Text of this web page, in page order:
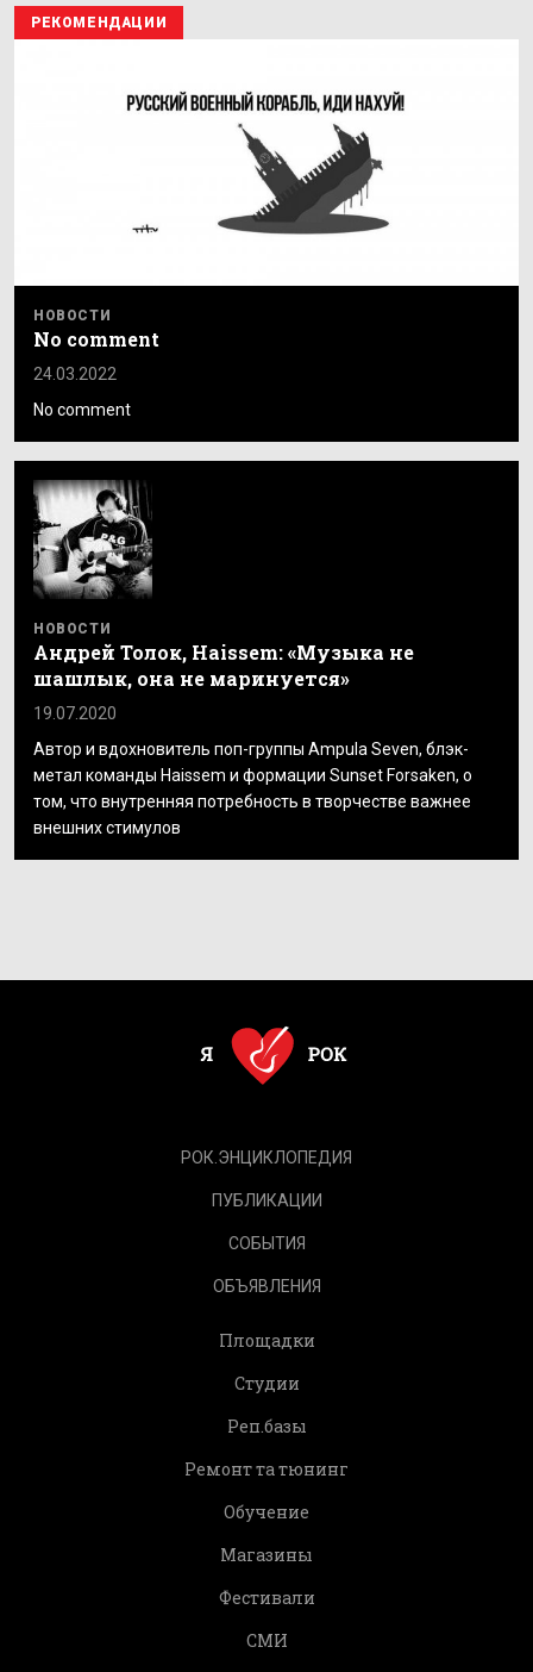
РЕКОМЕНДАЦИИ
НОВОСТИ
No comment
24.03.2022
No comment
НОВОСТИ
Андрей Толок, Haissem: «Музыка не
шашлык, она не маринуется»
19.07.2020
Автор и вдохновитель поп-группы Ampula Seven, блэк-
метал команды Haissem и формации Sunset Forsaken, о
том, что внутренняя потребность в творчестве важнее
внешних стимулов
РОК.ЭНЦИКЛОПЕДИЯ
ПУБЛИКАЦИИ
СОБЫТИЯ
ОБЪЯВЛЕНИЯ
Площадки
Студии
Реп.базы
Ремонт та тюнинг
Обучение
Магазины
Фестивали
СМИ